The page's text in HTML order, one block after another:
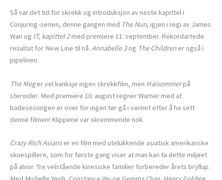
Så var det tid for skrekk og introduksjon av neste kapittel i
Conjuring-serien, denne gangen med The Nun, igjen i regi av James
Wan og IT, kapittel 2med premiere 11. september. Rekordartede
resultat for New Line til nå. Annabelle 3og The Children er også i
pipelinen.
The Meger vel kanksje ingen skrekkfilm, men Haisommerpå
steroider. Med premiere 10. august regner Warner med at
badesesongen er over for ingen tør gå i vannet etter å ha sett
denne filmen! Klippene var skremmende nok.
Crazy Rich Asianser en film med utelukkende asiatisk amerikanske
skuespillere, som for første gang viser at man kan ta dette miljøet
på alvor. Tre velstående kinesiske familier forbereder årets bryllup.